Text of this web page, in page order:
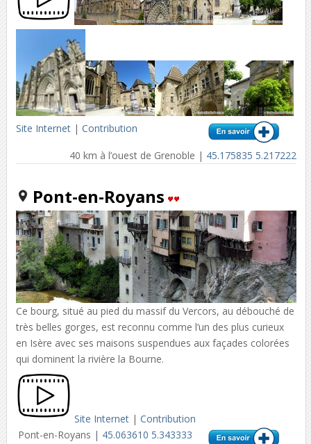
Site Internet| Contribution
40 km à l’ouest de Grenoble | 45.175835 5.217222
Pont-en-Royans
Ce bourg, situé au pied du massif du Vercors, au débouché de
très belles gorges, est reconnu comme l’un des plus curieux
en Isère avec ses maisons suspendues aux façades colorées
qui dominent la rivière la Bourne.
Site Internet| Contribution
Pont-en-Royans | 45.063610 5.343333